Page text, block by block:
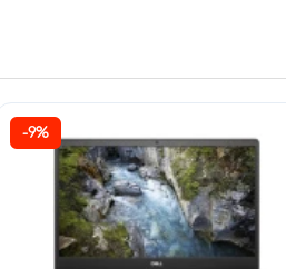
-9%